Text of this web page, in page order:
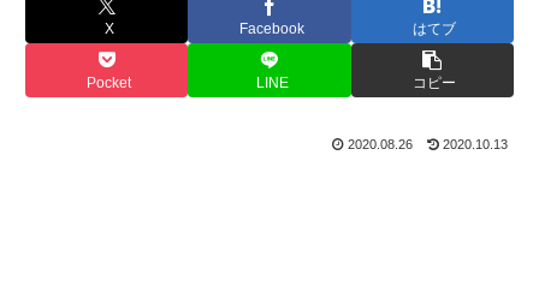
X Facebook はてブ
Pocket LINE コピー
2020.08.26 2020.10.13